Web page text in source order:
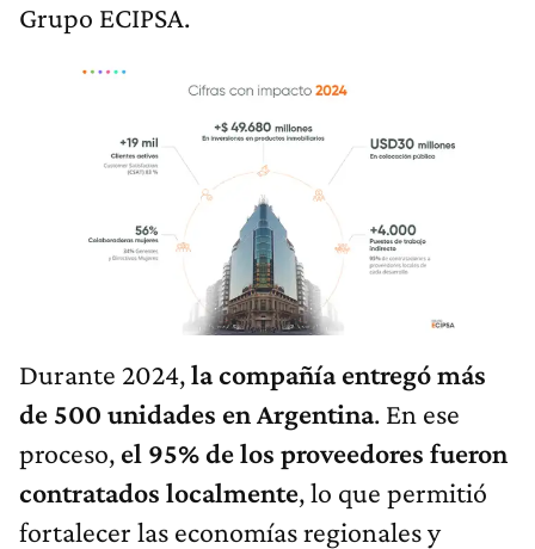
Grupo ECIPSA.
Durante 2024,la compañía entregó más
de 500 unidades en Argentina. En ese
proceso, el 95% de los proveedores fueron
contratados localmente, lo que permitió
fortalecer las economías regionales y